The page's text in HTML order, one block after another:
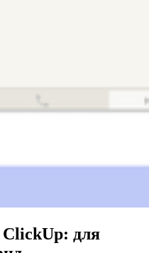
для